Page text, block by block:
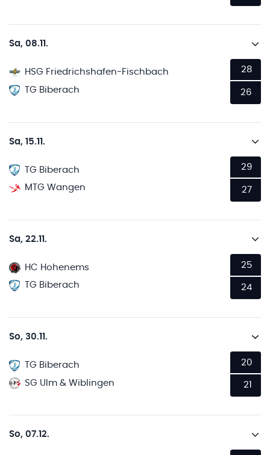
Sa, 08.11.
HSG Friedrichshafen-Fischbach
TG Biberach
28
26
Sa, 15.11.
TG Biberach
MTG Wangen
29
27
Sa, 22.11.
HC Hohenems
TG Biberach
25
24
So, 30.11.
TG Biberach
SG Ulm & Wiblingen
20
21
So, 07.12.